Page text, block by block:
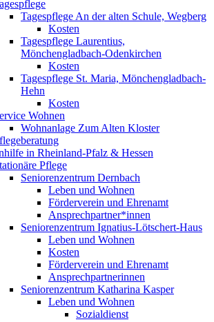
Tagespflege An der alten Schule, Wegberg
Kosten
Tagespflege Laurentius,
Mönchengladbach-Odenkirchen
Kosten
Tagespflege St. Maria, Mönchengladbach-
Hehn
Kosten
Wohnen
Wohnanlage Zum Alten Kloster
in Rheinland-Pfalz & Hessen
Pflege
Seniorenzentrum Dernbach
Leben und Wohnen
Förderverein und Ehrenamt
Ansprechpartner*innen
Seniorenzentrum Ignatius-Lötschert-Haus
Leben und Wohnen
Kosten
Förderverein und Ehrenamt
Ansprechpartnerinnen
Seniorenzentrum Katharina Kasper
Leben und Wohnen
Sozialdienst